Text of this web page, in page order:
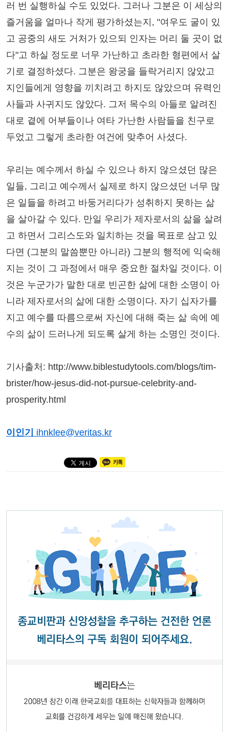
러 번 실행하실 수도 있었다. 그러나 그분은 이 세상의
즐거움을 얼마나 작게 평가하셨는지, "여우도 굴이 있
고 공중의 새도 거처가 있으되 인자는 머리 둘 곳이 없
다"고 하실 정도로 너무 가난하고 초라한 형편에서 살
기로 결정하셨다. 그분은 왕궁을 들락거리지 않았고
지인들에게 영향을 끼치려고 하지도 않았으며 유력인
사들과 사귀지도 않았다. 그저 목수의 아들로 알려진
대로 곁에 어부들이나 여타 가난한 사람들을 친구로
두었고 그렇게 초라한 여건에 맞추어 사셨다.
우리는 예수께서 하실 수 있으나 하지 않으셨던 많은
일들, 그리고 예수께서 실제로 하지 않으셨던 너무 많
은 일들을 하려고 바둥거리다가 성취하지 못하는 삶
을 살아갈 수 있다. 만일 우리가 제자로서의 삶을 살려
고 하면서 그리스도와 일치하는 것을 목표로 삼고 있
다면 (그분의 말씀뿐만 아니라) 그분의 행적에 익숙해
지는 것이 그 과정에서 매우 중요한 절차일 것이다. 이
것은 누군가가 말한 대로 빈곤한 삶에 대한 소명이 아
니라 제자로서의 삶에 대한 소명이다. 자기 십자가를
지고 예수를 따름으로써 자신에 대해 죽는 삶 속에 예
수의 삶이 드러나게 되도록 살게 하는 소명인 것이다.
기사출처: http://www.biblestudytools.com/blogs/tim-
brister/how-jesus-did-not-pursue-celebrity-and-
prosperity.html
이인기 ihnklee@veritas.kr